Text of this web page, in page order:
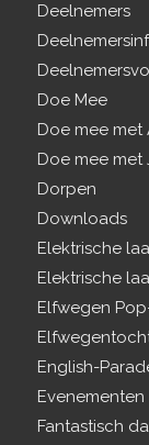
Deelnemers
Doe Mee
Doe mee met
Doe mee met
Dorpen
Downloads
Elektrische
Elektrische
Elfwegen
English-
Evenementen
Fantastisch